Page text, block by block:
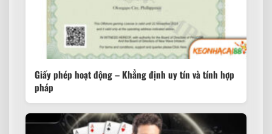
Giấy phép hoạt động – Khẳng định uy tín và tính hợp
pháp